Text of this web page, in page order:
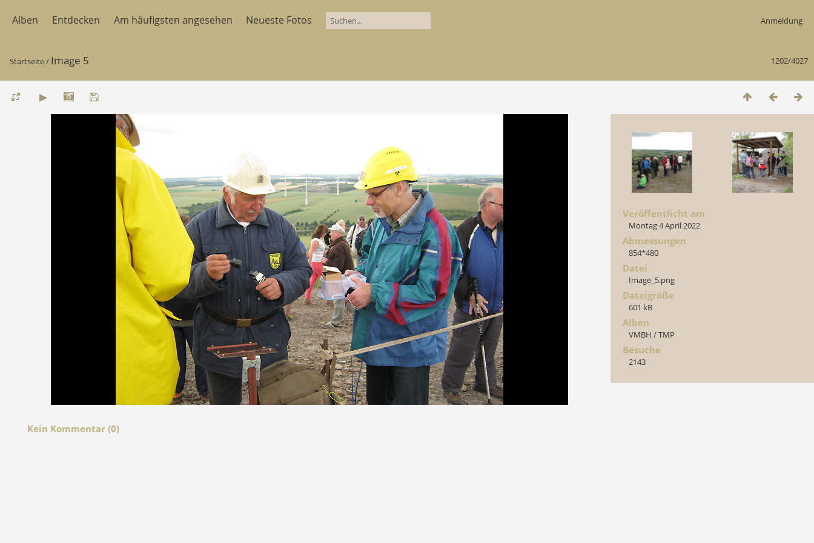
Alben Entdecken Am häufigsten angesehen Neueste Fotos Anmeldung
1202/4027
Startseite/ Image 5
Veröffentlicht am
Montag 4 April 2022
Abmessungen
854*480
Datei
Image_5.png
Dateigröße
601 kB
Alben
VMBH /TMP
Besuche
2143
Kein Kommentar (0)